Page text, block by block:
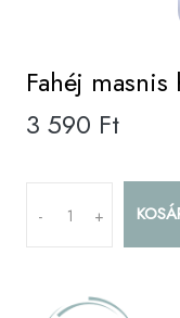
Fahéj masnis
3 590 Ft
- +